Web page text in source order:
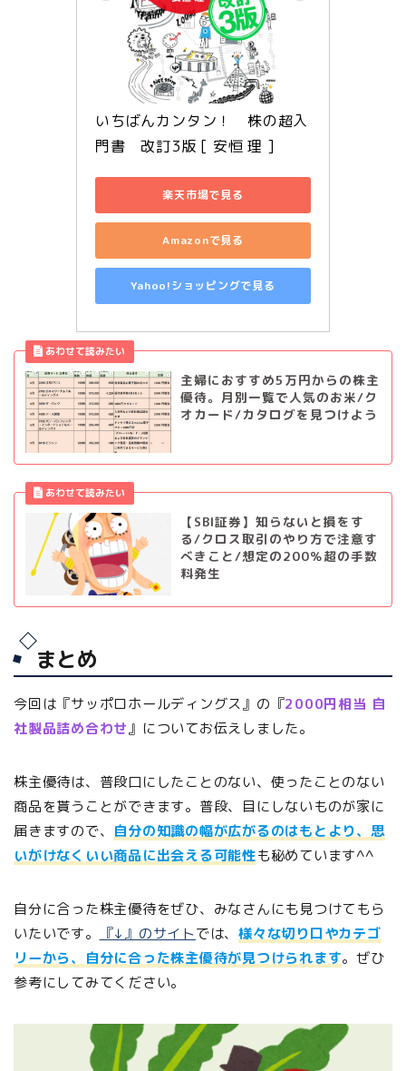
いちばんカンタン！　株の超入
門書　改訂3版 [ 安恒 理 ]
楽天市場で見る
Amazonで見る
Yahoo!ショッピングで見る
主婦におすすめ5万円からの株主
優待。月別一覧で人気のお米/ク
オカード/カタログを見つけよう
【SBI証券】知らないと損をす
る/クロス取引のやり方で注意す
べきこと/想定の200％超の手数
料発生
まとめ
今回は『サッポロホールディングス』の『2000円相当 自
社製品詰め合わせ』についてお伝えしました。
株主優待は、普段口にしたことのない、使ったことのない
商品を貰うことができます。普段、目にしないものが家に
届きますので、 自分の知識の幅が広がるのはもとより、思
いがけなくいい商品に出会える可能性も秘めています^^
自分に合った株主優待をぜひ、みなさんにも見つけてもら
いたいです。
『↓』のサイトでは、様々な切り口やカテゴ
リーから、自分に合った株主優待が見つけられます。ぜひ
参考にしてみてください。